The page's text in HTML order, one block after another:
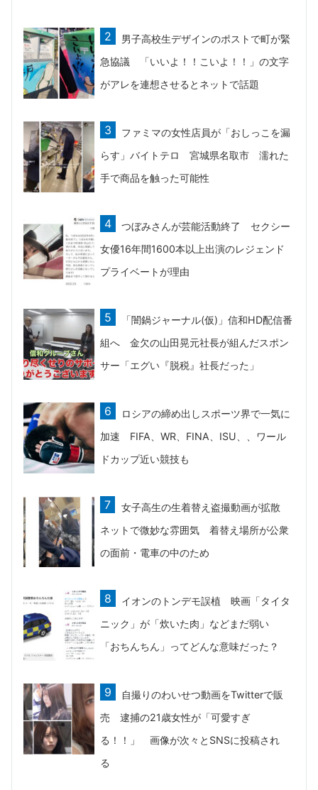
男子高校生デザインのポストで町が緊
急協議 「いいよ！！こいよ！！」の文字
がアレを連想させるとネットで話題
ファミマの女性店員が「おしっこを漏
らす」バイトテロ 宮城県名取市 濡れた
手で商品を触った可能性
つぼみさんが芸能活動終了 セクシー
女優16年間1600本以上出演のレジェンド
プライベートが理由
「闇鍋ジャーナル(仮)」信和HD配信番
組へ 金欠の山田晃元社長が組んだスポン
サー「エグい『脱税』社長だった」
ロシアの締め出しスポーツ界で一気に
加速 FIFA、WR、FINA、ISU、、ワール
ドカップ近い競技も
女子高生の生着替え盗撮動画が拡散
ネットで微妙な雰囲気 着替え場所が公衆
の面前・電車の中のため
イオンのトンデモ誤植 映画「タイタ
ニック」が「炊いた肉」などまだ弱い
「おちんちん」ってどんな意味だった？
自撮りのわいせつ動画をTwitterで販
売 逮捕の21歳女性が「可愛すぎ
る！！」 画像が次々とSNSに投稿され
る